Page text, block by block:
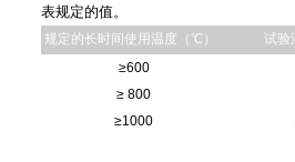
表规定的值。
规定的长时间使用温度（℃）
试
≥600
≥ 800
≥1000